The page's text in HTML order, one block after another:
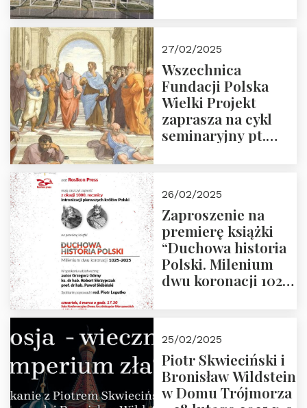
27/02/2025
Wszechnica
Fundacji Polska
Wielki Projekt
zaprasza na cykl
seminaryjny pt.
26/02/2025
Zaproszenie na
premierę książki
“Duchowa historia
Polski. Milenium
dwu koronacji 1025-
2025 r. godz. 17:30,
DAW ul. Miodowa
17/19
25/02/2025
Piotr Skwieciński i
Bronisław Wildstein
w Domu Trójmorza